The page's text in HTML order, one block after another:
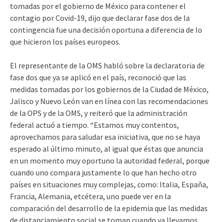
tomadas por el gobierno de México para contener el
contagio por Covid-19, dijo que declarar fase dos de la
contingencia fue una decisión oportuna a diferencia de lo
que hicieron los países europeos.
El representante de la OMS habló sobre la declaratoria de
fase dos que ya se aplicó en el país, reconoció que las
medidas tomadas por los gobiernos de la Ciudad de México,
Jalisco y Nuevo León van en línea con las recomendaciones
de la OPS y de la OMS, y reiteró que la administración
federal actuó a tiempo. “Estamos muy contentos,
aprovechamos para saludar esa iniciativa, que no se haya
esperado al último minuto, al igual que éstas que anuncia
en un momento muy oportuno la autoridad federal, porque
cuando uno compara justamente lo que han hecho otro
países en situaciones muy complejas, como: Italia, España,
Francia, Alemania, etcétera, uno puede ver en la
comparación del desarrollo de la epidemia que las medidas
de distanciamiento social se toman cuando ya llevamos